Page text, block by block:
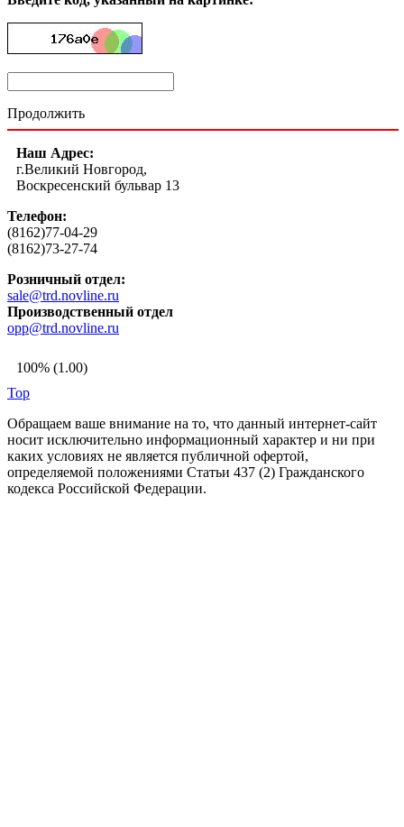
Продолжить
Наш Адрес:
г.Великий Новгород,
Воскресенский бульвар 13
Телефон:
(8162)77-04-29
(8162)73-27-74
Розничный отдел:
sale@trd.novline.ru
Производственный отдел
opp@trd.novline.ru
100% (1.00)
Top
Обращаем ваше внимание на то, что данный интернет-сайт
носит исключительно информационный характер и ни при
каких условиях не является публичной офертой,
определяемой положениями Статьи 437 (2) Гражданского
кодекса Российской Федерации.